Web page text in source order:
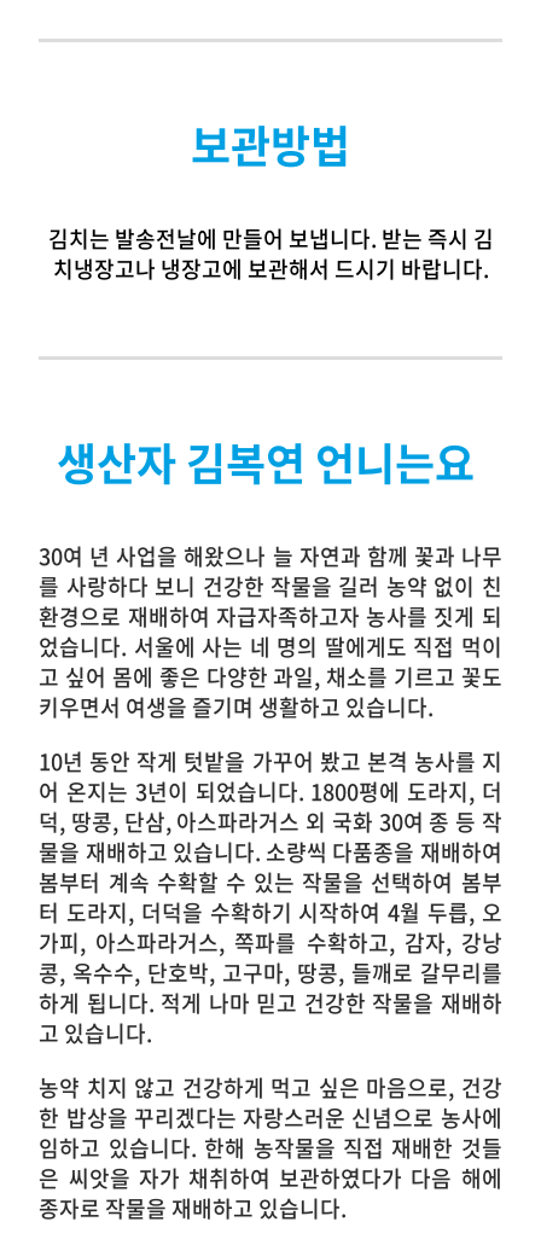
보관방법
김치는 발송전날에 만들어 보냅니다. 받는 즉시 김
치냉장고나 냉장고에 보관해서 드시기 바랍니다.
생산자 김복연 언니는요
30여 년 사업을 해왔으나 늘 자연과 함께 꽃과 나무
를 사랑하다 보니 건강한 작물을 길러 농약 없이 친
환경으로 재배하여 자급자족하고자 농사를 짓게 되
었습니다. 서울에 사는 네 명의 딸에게도 직접 먹이
고 싶어 몸에 좋은 다양한 과일, 채소를 기르고 꽃도
키우면서 여생을 즐기며 생활하고 있습니다.
10년 동안 작게 텃밭을 가꾸어 봤고 본격 농사를 지
어 온지는 3년이 되었습니다. 1800평에 도라지, 더
덕, 땅콩, 단삼, 아스파라거스 외 국화 30여 종 등 작
물을 재배하고 있습니다. 소량씩 다품종을 재배하여
봄부터 계속 수확할 수 있는 작물을 선택하여 봄부
터 도라지, 더덕을 수확하기 시작하여 4월 두릅, 오
가피, 아스파라거스, 쪽파를 수확하고, 감자, 강낭
콩, 옥수수, 단호박, 고구마, 땅콩, 들깨로 갈무리를
하게 됩니다. 적게 나마 믿고 건강한 작물을 재배하
고 있습니다.
농약 치지 않고 건강하게 먹고 싶은 마음으로, 건강
한 밥상을 꾸리겠다는 자랑스러운 신념으로 농사에
임하고 있습니다. 한해 농작물을 직접 재배한 것들
은 씨앗을 자가 채취하여 보관하였다가 다음 해에
종자로 작물을 재배하고 있습니다.